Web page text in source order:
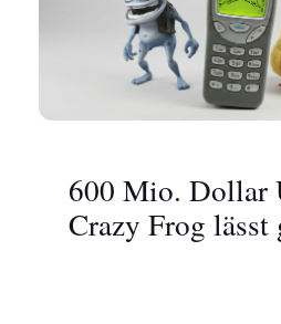
600 Mio. Dollar
Crazy Frog lässt